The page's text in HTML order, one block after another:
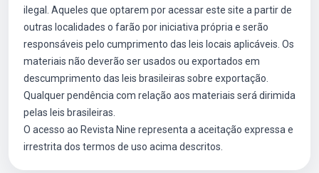
ilegal. Aqueles que optarem por acessar este site a partir de
outras localidades o farão por iniciativa própria e serão
responsáveis pelo cumprimento das leis locais aplicáveis. Os
materiais não deverão ser usados ou exportados em
descumprimento das leis brasileiras sobre exportação.
Qualquer pendência com relação aos materiais será dirimida
pelas leis brasileiras.
O acesso ao Revista Nine representa a aceitação expressa e
irrestrita dos termos de uso acima descritos.